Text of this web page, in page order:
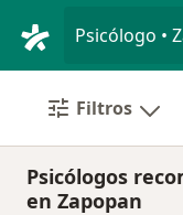
Psicólogo •
Filtros
Psicólogos
en Zapopan